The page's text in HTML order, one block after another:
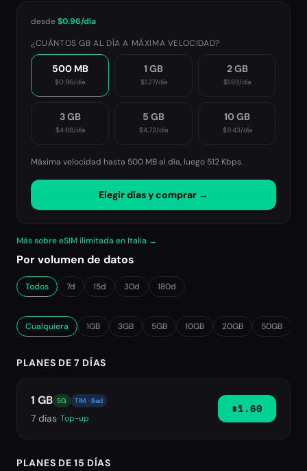
desde$0.96/día
¿CUÁNTOS GB AL DÍA A MÁXIMA VELOCIDAD?
500 MB
$0.96/día
1 GB
$1.27/día
2 GB
$1.69/día
3 GB
$4.68/día
5 GB
$4.72/día
10 GB
$9.43/día
Máxima velocidad hasta 500 MB al día, luego 512 Kbps.
Elegir días y comprar →
Más sobre eSIM ilimitada en Italia →
Por volumen de datos
Todos 7d 15d 30d 180d
Cualquiera 1GB 3GB 5GB 10GB 20GB 50GB
PLANES DE 7 DÍAS
1 GB 5G TIM · Iliad
7 días· Top-up
$1.60
PLANES DE 15 DÍAS